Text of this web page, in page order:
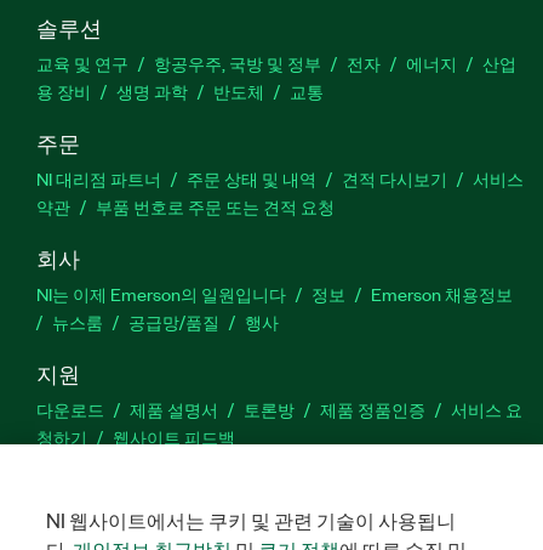
솔루션
교육 및 연구 항공우주, 국방 및 정부 전자 에너지
산업
용 장비
생명 과학 반도체 교통
주문
NI 대리점 파트너 주문 상태 및 내역 견적 다시보기
서비스
약관
부품 번호로 주문 또는 견적 요청
회사
NI는 이제 Emerson의 일원입니다 정보
Emerson 채용정보
뉴스룸
공급망/품질 행사
지원
다운로드 제품 설명서 토론방 제품 정품인증
서비스 요
청하기
웹사이트 피드백
Facebook
TwitterLinkedIn
NI 웹사이트에서는 쿠키 및 관련 기술이 사용됩니